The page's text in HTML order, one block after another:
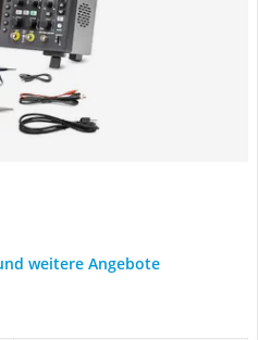
weitere Angebote